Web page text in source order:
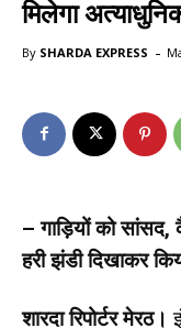
मिलेगा
By SHARDA EXPRESS -
– गाड़ियों को
हरी झंडी दिखाकर
शारदा रिपोर्टर मेरठ।